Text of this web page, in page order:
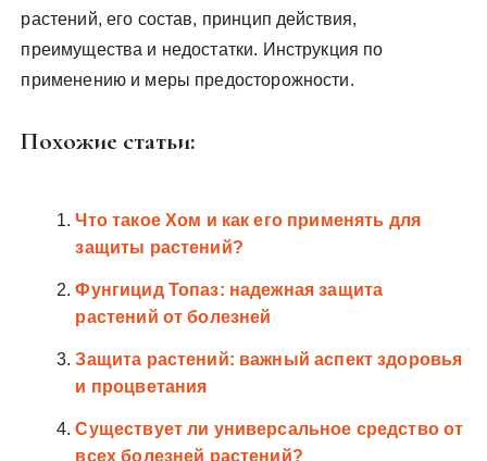
растений, его состав, принцип действия,
преимущества и недостатки. Инструкция по
применению и меры предосторожности.
Похожие статьи:
Что такое Хом и как его применять для
защиты растений?
Фунгицид Топаз: надежная защита
растений от болезней
Защита растений: важный аспект здоровья
и процветания
Существует ли универсальное средство от
всех болезней растений?